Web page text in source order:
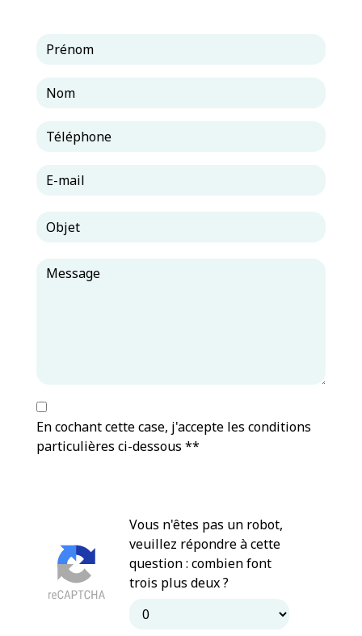
En cochant cette case, j'accepte les conditions
particulières ci-dessous **
Vous n'êtes pas un robot,
veuillez répondre à cette
question : combien font
trois plus deux ?